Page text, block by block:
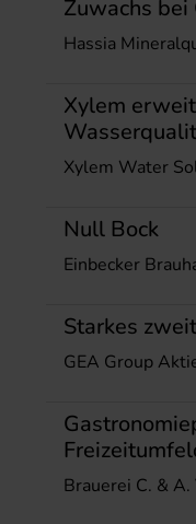
Zuwachs
Hassia
Xylem
Xylem Water
Null Bock
Einbecker
Starkes
GEA Group
Brauerei C. &